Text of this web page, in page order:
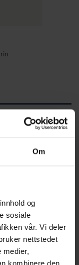
Om
og
sosiale
vår. Vi deler
nettstedet
medier,
kombinere den
med
oppheng for
ringer og